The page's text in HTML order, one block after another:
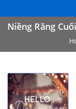
Niềng Răng